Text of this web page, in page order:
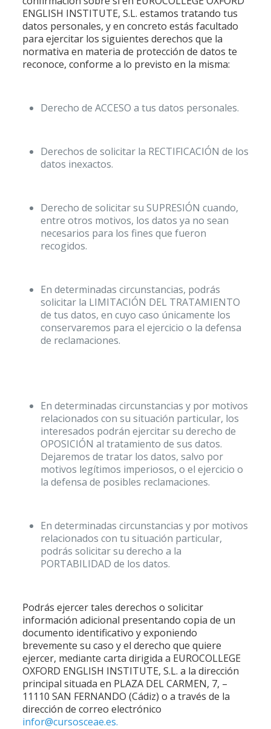
ENGLISH INSTITUTE, S.L. estamos tratando tus
datos personales, y en concreto estás facultado
para ejercitar los siguientes derechos que la
normativa en materia de protección de datos te
reconoce, conforme a lo previsto en la misma:
Derecho de ACCESO a tus datos personales.
Derechos de solicitar la RECTIFICACIÓN de los
datos inexactos.
Derecho de solicitar su SUPRESIÓN cuando,
entre otros motivos, los datos ya no sean
necesarios para los fines que fueron
recogidos.
En determinadas circunstancias, podrás
solicitar la LIMITACIÓN DEL TRATAMIENTO
de tus datos, en cuyo caso únicamente los
conservaremos para el ejercicio o la defensa
de reclamaciones.
En determinadas circunstancias y por motivos
relacionados con su situación particular, los
interesados podrán ejercitar su derecho de
OPOSICIÓN al tratamiento de sus datos.
Dejaremos de tratar los datos, salvo por
motivos legítimos imperiosos, o el ejercicio o
la defensa de posibles reclamaciones.
En determinadas circunstancias y por motivos
relacionados con tu situación particular,
podrás solicitar su derecho a la
PORTABILIDAD de los datos.
Podrás ejercer tales derechos o solicitar
información adicional presentando copia de un
documento identificativo y exponiendo
brevemente su caso y el derecho que quiere
ejercer, mediante carta dirigida a EUROCOLLEGE
OXFORD ENGLISH INSTITUTE, S.L. a la dirección
principal situada en PLAZA DEL CARMEN, 7, –
11110 SAN FERNANDO (Cádiz) o a través de la
dirección de correo electrónico
infor@cursosceae.es.